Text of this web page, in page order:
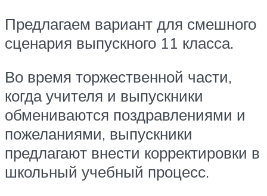
Предлагаем вариант для смешного
сценария выпускного 11 класса.
Во время торжественной части,
когда учителя и выпускники
обмениваются поздравлениями и
пожеланиями, выпускники
предлагают внести корректировки в
школьный учебный процесс.